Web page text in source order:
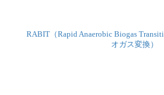
RABIT（Rapid Anaerobic Biogas
オガス変換）